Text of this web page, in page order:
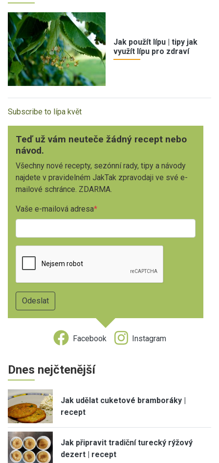
Jak použít lípu | tipy jak
využít lípu pro zdraví
Subscribe to lípa květ
Teď už vám neuteče žádný recept nebo
návod.
Všechny nové recepty, sezónní rady, tipy a návody
najdete v pravidelném JakTak zpravodaji ve své e-
mailové schránce. ZDARMA.
Vaše e-mailová adresa
Facebook Instagram
Dnes nejčtenější
Jak udělat cuketové bramboráky |
recept
Jak připravit tradiční turecký rýžový
dezert | recept